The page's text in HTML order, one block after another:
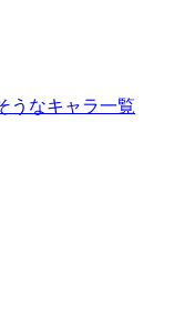
うなキャラ一覧